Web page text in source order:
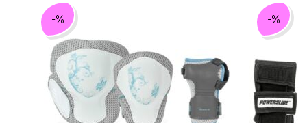
-% -%